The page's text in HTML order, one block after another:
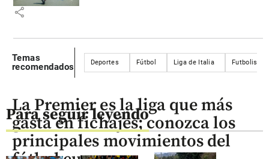
share
Temas
recomendados
Deportes Fútbol Liga de Italia
Para seguir leyendo
La Premier es la liga que más
gasta en fichajes; conozca los
principales movimientos del